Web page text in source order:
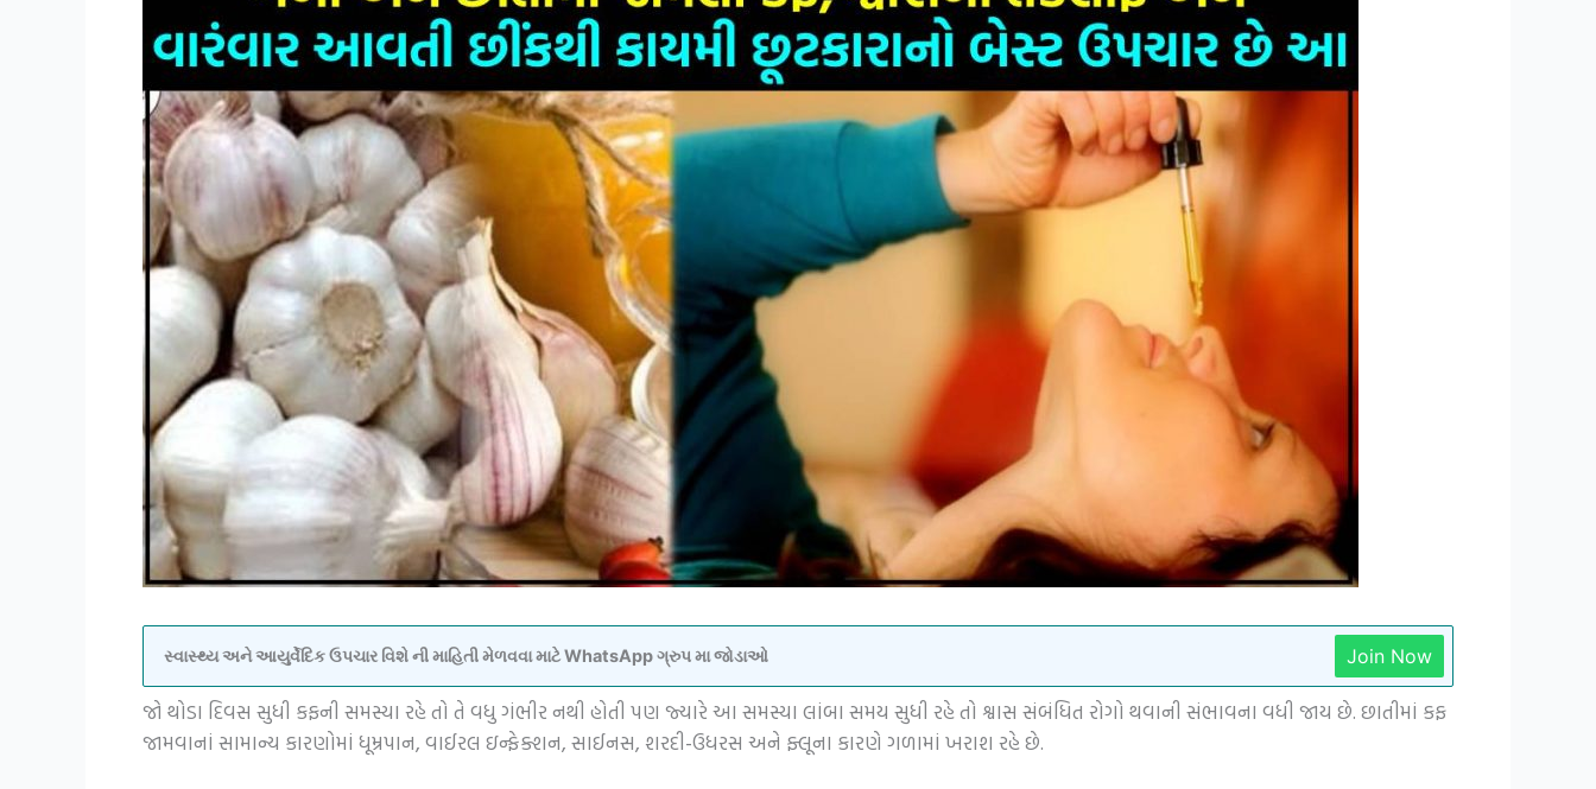
સ્વાસ્થ્ય અને આયુર્વેદિક ઉપચાર વિશે ની માહિતી મેળવવા માટે WhatsApp ગ્રુપ મા જોડાઓ Join Now
જો થોડા દિવસ સુધી કફની સમસ્યા રહે તો તે વધુ ગંભીર નથી હોતી પણ જ્યારે આ સમસ્યા લાંબા સમય સુધી રહે તો શ્વાસ સંબંધિત રોગો થવાની સંભાવના વધી જાય છે. છાતીમાં કફ
જામવાનાં સામાન્ય કારણોમાં ધૂમ્રપાન, વાઈરલ ઇન્ફેક્શન, સાઈનસ, શરદી-ઉધરસ અને ફ્લૂના કારણે ગળામાં ખરાશ રહે છે.